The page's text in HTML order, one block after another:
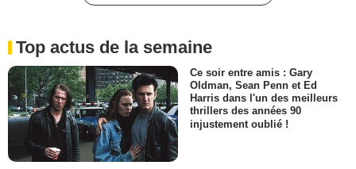
Top actus de la semaine
Ce soir entre amis : Gary
Oldman, Sean Penn et Ed
Harris dans l'un des meilleurs
thrillers des années 90
injustement oublié !